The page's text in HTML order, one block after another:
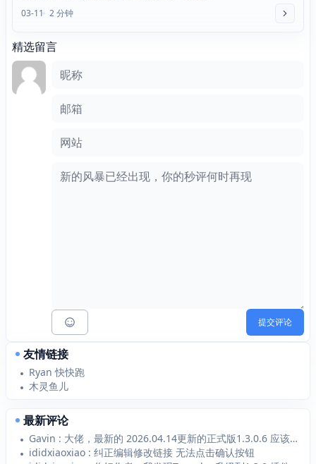
03-11 2 分钟
精选留言
昵称
邮箱
网站
评论框
提交评论
友情链接
Ryan 快快跑
木灵鱼儿
最新评论
Gavin : 大佬，最新的 2026.04.14更新的正式版1.3.0.6 应该支持 Typecho1...
ididxiaoxiao : 纠正编辑修改链接 无法点击确认按钮